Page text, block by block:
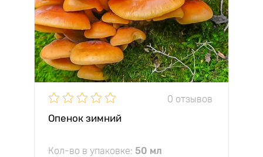
0 отзывов
Опенок зимний
Кол-во в упаковке: 50 мл